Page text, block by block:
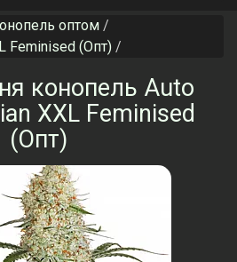
оптом
Feminised (Опт)
конопель Auto
XXL Feminised
(Опт)